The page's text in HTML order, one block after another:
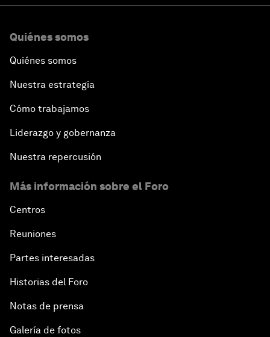
Quiénes somos
Quiénes somos
Nuestra estrategia
Cómo trabajamos
Liderazgo y gobernanza
Nuestra repercusión
Más información sobre el Foro
Centros
Reuniones
Partes interesadas
Historias del Foro
Notas de prensa
Galería de fotos